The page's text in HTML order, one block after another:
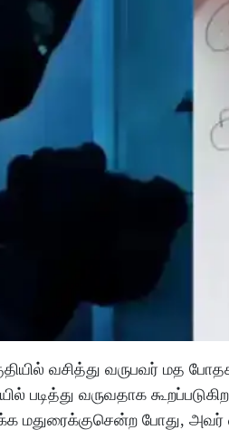
வசித்து வருபவர் மத
படித்து வருவதாக
மதுரைக்குசென்ற போது, அவர்